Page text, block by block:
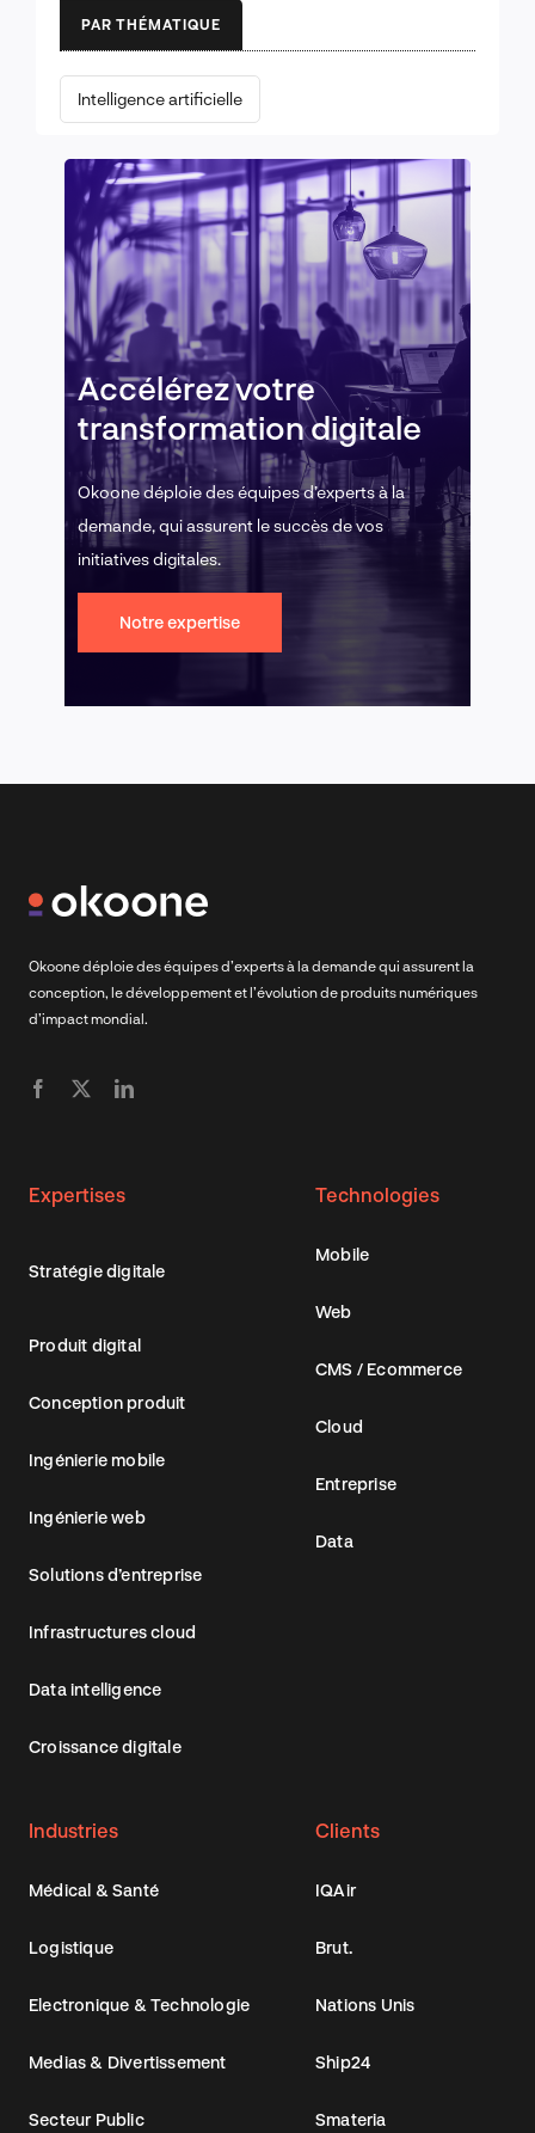
PAR THÉMATIQUE
Intelligence artificielle
Accélérez votre
transformation digitale
Okoone déploie des équipes d’experts à la
demande, qui assurent le succès de vos
initiatives digitales.
Notre expertise
Okoone déploie des équipes d’experts à la demande qui assurent la
conception, le développement et l’évolution de produits numériques
d’impact mondial.
Expertises
Stratégie digitale
Produit digital
Conception produit
Ingénierie mobile
Ingénierie web
Solutions d’entreprise
Infrastructures cloud
Data intelligence
Croissance digitale
Technologies
Mobile
Web
CMS / Ecommerce
Cloud
Entreprise
Data
Industries
Médical & Santé
Logistique
Electronique & Technologie
Medias & Divertissement
Secteur Public
Clients
IQAir
Brut.
Nations Unis
Ship24
Smateria